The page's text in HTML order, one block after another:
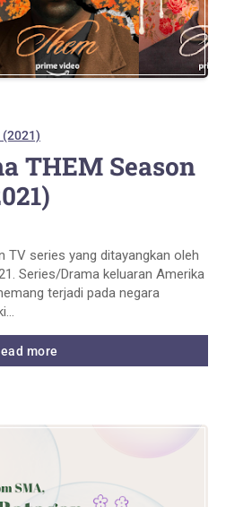
(2021)
THEM Season
TV series yang ditayangkan oleh
Series/Drama keluaran Amerika
terjadi pada negara
more